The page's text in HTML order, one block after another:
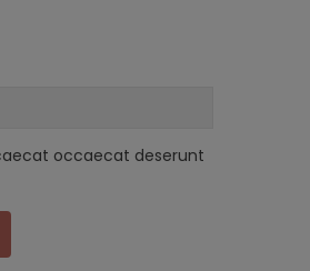
occaecat deserunt